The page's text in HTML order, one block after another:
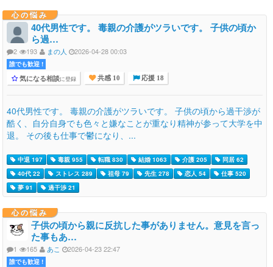
心の悩み
40代男性です。 毒親の介護がツラいです。 子供の頃か
ら過…
2 193 まの人 2026-04-28 00:03
誰でも歓迎 !
気になる相談に登録 共感 10 応援 18
40代男性です。 毒親の介護がツラいです。 子供の頃から過干渉が
酷く、自分自身でも色々と嫌なことが重なり精神が参って大学を中
退。 その後も仕事で鬱になり、...
中退 197 毒親 955 転職 830 結婚 1063 介護 205
同居 62
40代 22
ストレス 289 祖母 79 先生 278 恋人 54
仕事 520
夢 91
過干渉 21
心の悩み
子供の頃から親に反抗した事がありません。意見を言っ
た事もあ…
1 165 あこ 2026-04-23 22:47
誰でも歓迎 !